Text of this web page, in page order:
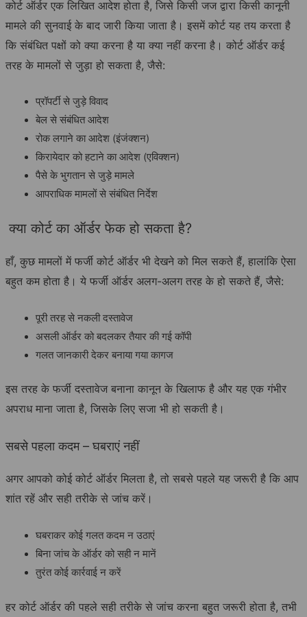
कोर्ट ऑर्डर एक लिखित आदेश होता है, जिसे किसी जज द्वारा किसी कानूनी
मामले की सुनवाई के बाद जारी किया जाता है। इसमें कोर्ट यह तय करता है
कि संबंधित पक्षों को क्या करना है या क्या नहीं करना है। कोर्ट ऑर्डर कई
तरह के मामलों से जुड़ा हो सकता है, जैसे:
प्रॉपर्टी से जुड़े विवाद
बेल से संबंधित आदेश
रोक लगाने का आदेश (इंजंक्शन)
किरायेदार को हटाने का आदेश (एविक्शन)
पैसे के भुगतान से जुड़े मामले
आपराधिक मामलों से संबंधित निर्देश
क्या कोर्ट का ऑर्डर फेक हो सकता है?
हाँ, कुछ मामलों में फर्जी कोर्ट ऑर्डर भी देखने को मिल सकते हैं, हालांकि ऐसा
बहुत कम होता है। ये फर्जी ऑर्डर अलग-अलग तरह के हो सकते हैं, जैसे:
पूरी तरह से नकली दस्तावेज
असली ऑर्डर को बदलकर तैयार की गई कॉपी
गलत जानकारी देकर बनाया गया कागज
इस तरह के फर्जी दस्तावेज बनाना कानून के खिलाफ है और यह एक गंभीर
अपराध माना जाता है, जिसके लिए सजा भी हो सकती है।
सबसे पहला कदम – घबराएं नहीं
अगर आपको कोई कोर्ट ऑर्डर मिलता है, तो सबसे पहले यह जरूरी है कि आप
शांत रहें और सही तरीके से जांच करें।
घबराकर कोई गलत कदम न उठाएं
बिना जांच के ऑर्डर को सही न मानें
तुरंत कोई कार्रवाई न करें
हर कोर्ट ऑर्डर की पहले सही तरीके से जांच करना बहुत जरूरी होता है, तभी